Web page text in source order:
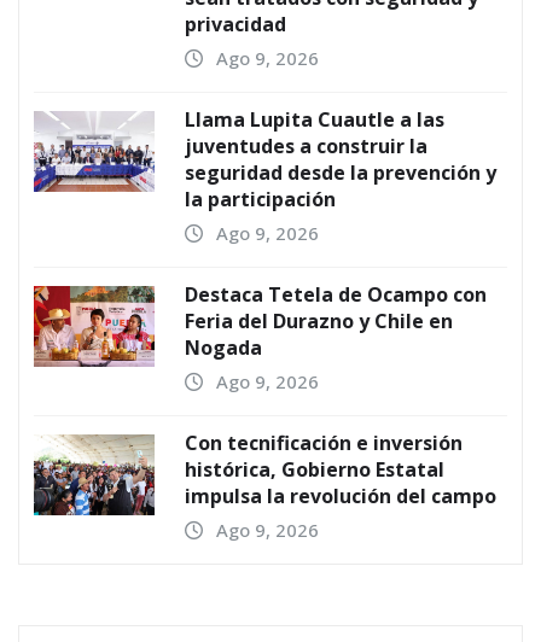
privacidad
Ago 9, 2026
Llama Lupita Cuautle a las
juventudes a construir la
seguridad desde la prevención y
la participación
Ago 9, 2026
Destaca Tetela de Ocampo con
Feria del Durazno y Chile en
Nogada
Ago 9, 2026
Con tecnificación e inversión
histórica, Gobierno Estatal
impulsa la revolución del campo
Ago 9, 2026